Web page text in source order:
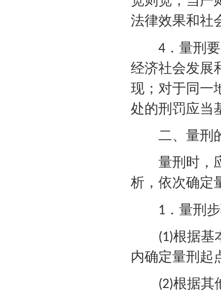
法律效果和社
4 ．量刑
经济社会发展
现；对于同一
处的刑罚应当
二、量刑
量刑时，应
析，依次确定
1 ．量刑
(1)根据基
内确定量刑起
(2)根据其